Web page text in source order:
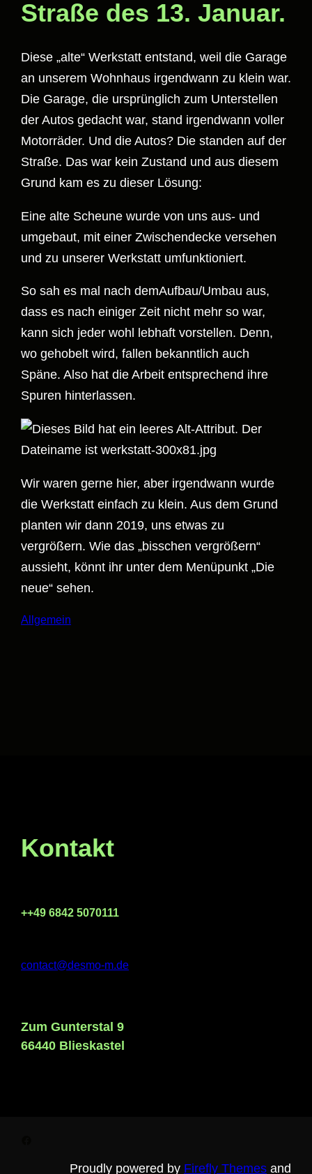
Straße des 13. Januar.
Diese „alte“ Werkstatt entstand, weil die Garage
an unserem Wohnhaus irgendwann zu klein war.
Die Garage, die ursprünglich zum Unterstellen
der Autos gedacht war, stand irgendwann voller
Motorräder. Und die Autos? Die standen auf der
Straße. Das war kein Zustand und aus diesem
Grund kam es zu dieser Lösung:
Eine alte Scheune wurde von uns aus- und
umgebaut, mit einer Zwischendecke versehen
und zu unserer Werkstatt umfunktioniert.
So sah es mal nach demAufbau/Umbau aus,
dass es nach einiger Zeit nicht mehr so war,
kann sich jeder wohl lebhaft vorstellen. Denn,
wo gehobelt wird, fallen bekanntlich auch
Späne. Also hat die Arbeit entsprechend ihre
Spuren hinterlassen.
Wir waren gerne hier, aber irgendwann wurde
die Werkstatt einfach zu klein. Aus dem Grund
planten wir dann 2019, uns etwas zu
vergrößern. Wie das „bisschen vergrößern“
aussieht, könnt ihr unter dem Menüpunkt „Die
neue“ sehen.
Allgemein
Kontakt
++49 6842 5070111
contact@desmo-m.de
Zum Gunterstal 9
66440 Blieskastel
Proudly powered by Firefly Themes and